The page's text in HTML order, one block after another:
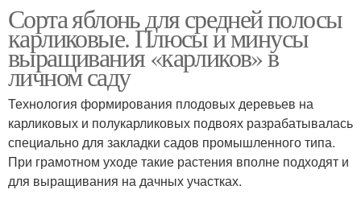
Сорта яблонь для средней полосы
карликовые. Плюсы и минусы
выращивания «карликов» в
личном саду
Технология формирования плодовых деревьев на
карликовых и полукарликовых подвоях разрабатывалась
специально для закладки садов промышленного типа.
При грамотном уходе такие растения вполне подходят и
для выращивания на дачных участках.